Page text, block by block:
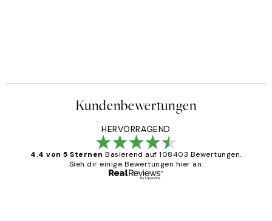
Kundenbewertungen
HERVORRAGEND
4.4 von 5 Sternen Basierend auf 108403 Bewertungen.
Sieh dir einige Bewertungen hier an.